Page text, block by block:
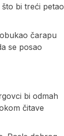
bi treći petao
čarapu
se posao
bi odmah
čitave